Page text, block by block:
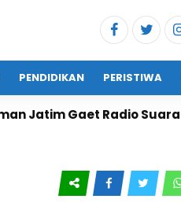
PENDIDIKAN PERISTIWA
Jatim Gaet Radio Suara